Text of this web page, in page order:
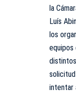
la
Luís
los
equipos
intentar